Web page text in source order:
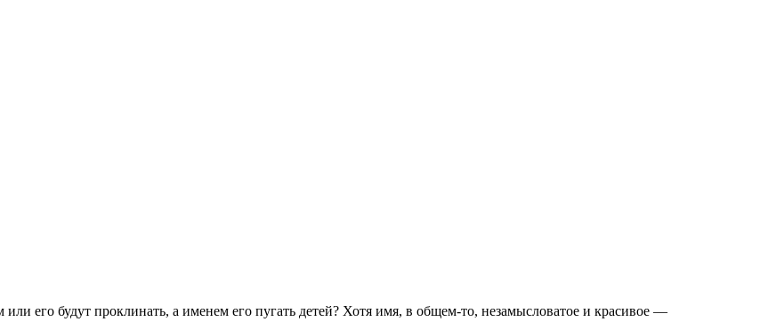
его будут проклинать, а именем его пугать детей? Хотя имя, в общем-то, незамысловатое и красивое —